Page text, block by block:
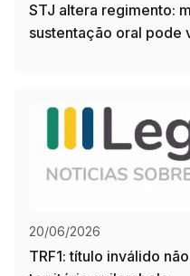
STJ altera regimento:
sustentação oral pode
20/06/2026
TRF1: título inválido